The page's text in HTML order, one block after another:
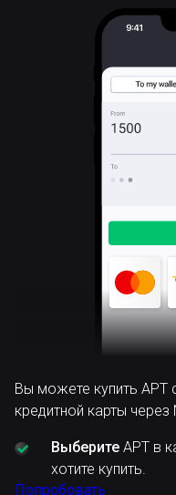
Вы можете купить
кредитной карты через
Выберите APT в
хотите купить.
Попробовать